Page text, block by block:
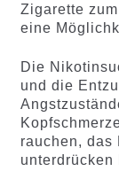
Zigarette
eine
Die
und die
rauchen, das
unterdrücken